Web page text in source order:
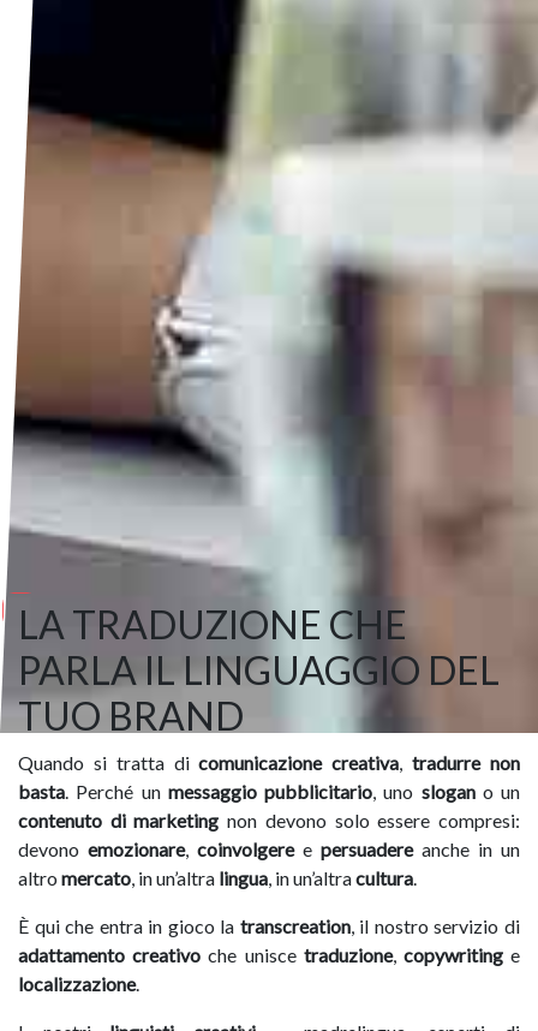
LA TRADUZIONE CHE
PARLA IL LINGUAGGIO DEL
TUO BRAND
Quando si tratta dicomunicazione creativa,tradurre non
basta. Perché un messaggio pubblicitario, uno slogano un
contenuto di marketing non devono solo essere compresi:
devono emozionare, coinvolgeree persuadereanche in un
altro mercato, in un’altra lingua, in un’altracultura.
È qui che entra in gioco la transcreation, il nostro servizio di
adattamento creativo che unisce traduzione, copywritinge
localizzazione.